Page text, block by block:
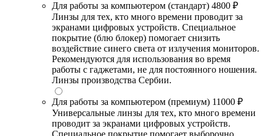
Для работы за компьютером (стандарт) 4800 ₽
Линзы для тех, кто много времени проводит за
экранами цифровых устройств. Специальное
покрытие (блю блокер) помогает снизить
воздействие синего света от излучения мониторов.
Рекомендуются для использования во время
работы с гаджетами, не для постоянного ношения.
Линзы производства Сербии.
Для работы за компьютером (премиум) 11000 ₽
Универсальные линзы для тех, кто много времени
проводит за экранами цифровых устройств.